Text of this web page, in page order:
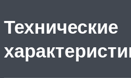
Технические